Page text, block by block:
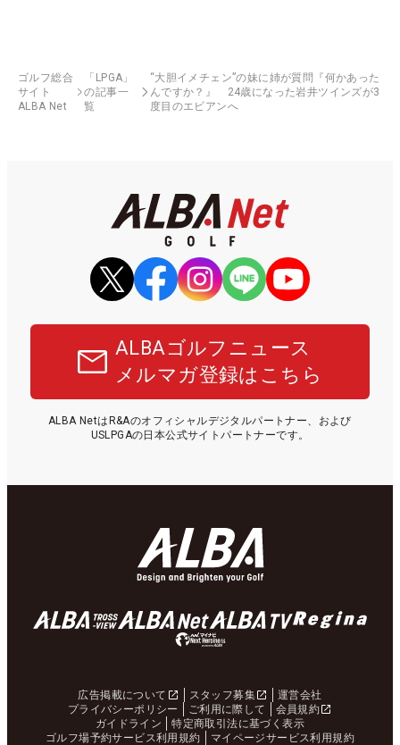
ゴルフ総合
サイト
ALBA Net
「LPGA」
の記事一
覧
“大胆イメチェン”の妹に姉が質問『何かあった
んですか？』 24歳になった岩井ツインズが3
度目のエビアンへ
ALBAゴルフニュース
メルマガ登録はこちら
ALBA NetはR&Aのオフィシャルデジタルパートナー、および
USLPGAの日本公式サイトパートナーです。
広告掲載について スタッフ募集
運営会社
プライバシーポリシー
ご利用に際して
会員規約
ガイドライン
特定商取引法に基づく表示
ゴルフ場予約サービス利用規約
マイページサービス利用規約